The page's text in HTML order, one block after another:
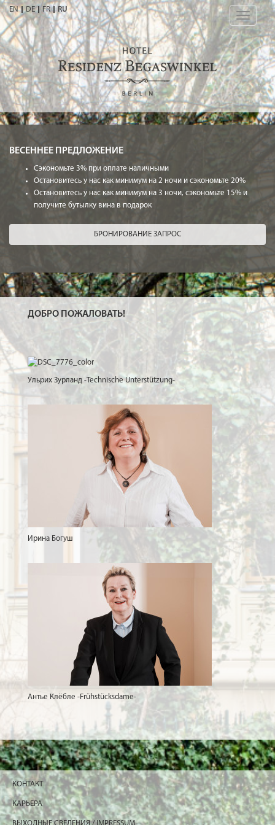
Toggle
EN DE FR RU
ВЕСЕННЕЕ ПРЕДЛОЖЕНИЕ
Сэкономьте 3% при оплате наличными
Остановитесь у нас как минимум на 2 ночи и сэкономьте 20%
Остановитесь у нас как минимум на 3 ночи, сэкономьте 15% и
получите бутылку вина в подарок
БРОНИРОВАНИЕ ЗАПРОС
ДОБРО ПОЖАЛОВАТЬ!
Ульрих Зурланд -Technische Unterstützung-
Ирина Богуш
Антье Клёбле -Frühstücksdame-
КОНТАКТ
КАРЬЕРА